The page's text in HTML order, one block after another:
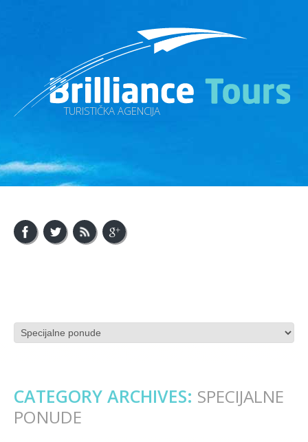
TURISTIČKA AGENCIJA
CATEGORY ARCHIVES: SPECIJALNE
PONUDE